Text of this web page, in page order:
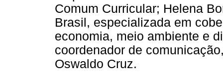
Comum Curricular; Helena
Brasil, especializada em
economia, meio ambiente e
coordenador de
Oswaldo Cruz.